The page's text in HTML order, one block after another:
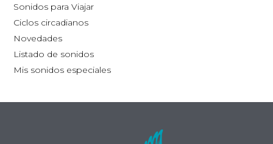
Sonidos para Viajar
Ciclos circadianos
Novedades
Listado de sonidos
Mis sonidos especiales